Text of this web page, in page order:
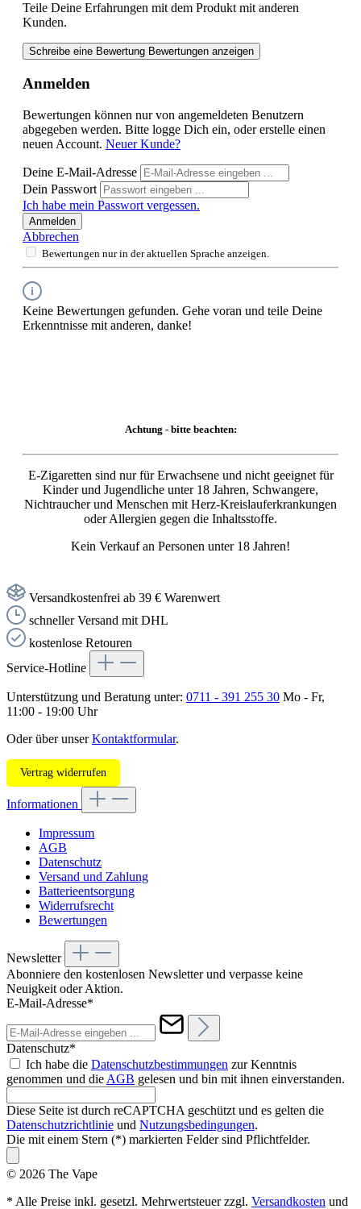
Teile Deine Erfahrungen mit dem Produkt mit anderen
Kunden.
Schreibe eine Bewertung Bewertungen anzeigen
Anmelden
Bewertungen können nur von angemeldeten Benutzern
abgegeben werden. Bitte logge Dich ein, oder erstelle einen
neuen Account. Neuer Kunde?
Deine E-Mail-Adresse
Dein Passwort
Ich habe mein Passwort vergessen.
Anmelden
Abbrechen
Bewertungen nur in der aktuellen Sprache anzeigen.
Keine Bewertungen gefunden. Gehe voran und teile Deine
Erkenntnisse mit anderen, danke!
Achtung - bitte beachten:
E-Zigaretten sind nur für Erwachsene und nicht geeignet für
Kinder und Jugendliche unter 18 Jahren, Schwangere,
Nichtraucher und Menschen mit Herz-Kreislauferkrankungen
oder Allergien gegen die Inhaltsstoffe.
Kein Verkauf an Personen unter 18 Jahren!
Versandkostenfrei ab 39 € Warenwert
schneller Versand mit DHL
kostenlose Retouren
Service-Hotline
Unterstützung und Beratung unter: 0711 - 391 255 30 Mo - Fr,
11:00 - 19:00 Uhr
Oder über unserKontaktformular.
Vertrag widerrufen
Informationen
Impressum
AGB
Datenschutz
Versand und Zahlung
Batterieentsorgung
Widerrufsrecht
Bewertungen
Newsletter
Abonniere den kostenlosen Newsletter und verpasse keine
Neuigkeit oder Aktion.
E-Mail-Adresse*
Datenschutz*
Ich habe die Datenschutzbestimmungen zur Kenntnis
genommen und die AGB gelesen und bin mit ihnen einverstanden.
Diese Seite ist durch reCAPTCHA geschützt und es gelten die
Datenschutzrichtlinie und Nutzungsbedingungen.
Die mit einem Stern (*) markierten Felder sind Pflichtfelder.
© 2026 The Vape
* Alle Preise inkl. gesetzl. Mehrwertsteuer zzgl. Versandkosten und